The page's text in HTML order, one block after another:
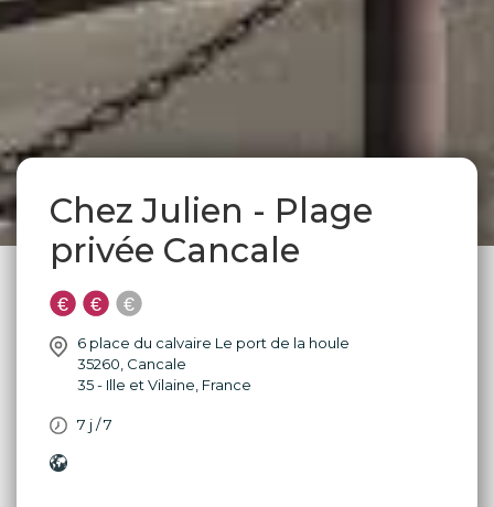
Chez Julien - Plage
privée Cancale
6 place du calvaire Le port de la houle
35260 Cancale
35 - Ille et Vilaine France
7 j / 7